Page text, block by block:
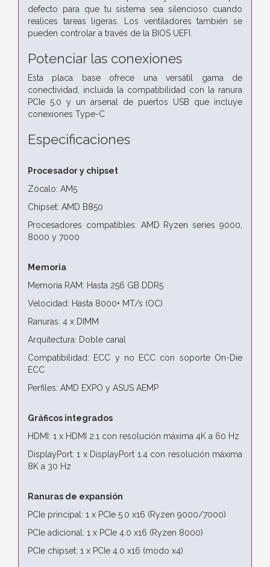
defecto para que tu sistema sea silencioso cuando
realices tareas ligeras. Los ventiladores también se
pueden controlar a través de la BIOS UEFI.
Potenciar las conexiones
Esta placa base ofrece una versátil gama de
conectividad, incluida la compatibilidad con la ranura
PCIe 5.0 y un arsenal de puertos USB que incluye
conexiones Type-C
Especificaciones
Procesador y chipset
Zócalo: AM5
Chipset: AMD B850
Procesadores compatibles: AMD Ryzen series 9000,
8000 y 7000
Memoria
Memoria RAM: Hasta 256 GB DDR5
Velocidad: Hasta 8000+ MT/s (OC)
Ranuras: 4 x DIMM
Arquitectura: Doble canal
Compatibilidad: ECC y no ECC con soporte On-Die
ECC
Perfiles: AMD EXPO y ASUS AEMP
Gráficos integrados
HDMI: 1 x HDMI 2.1 con resolución máxima 4K a 60 Hz
DisplayPort: 1 x DisplayPort 1.4 con resolución máxima
8K a 30 Hz
Ranuras de expansión
PCIe principal: 1 x PCIe 5.0 x16 (Ryzen 9000/7000)
PCIe adicional: 1 x PCIe 4.0 x16 (Ryzen 8000)
PCIe chipset: 1 x PCIe 4.0 x16 (modo x4)